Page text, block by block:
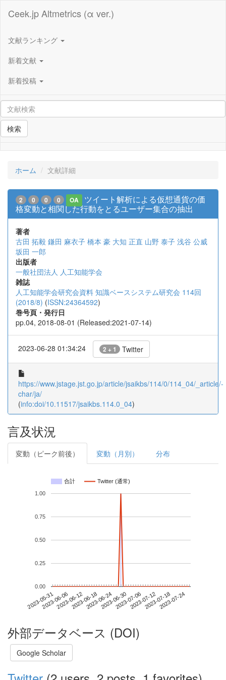
Ceek.jp Altmetrics (α ver.)
文献ランキング
新着文献
新着投稿
検索
ホーム 文献詳細
2 0 0 0 OA
ツイート解析による仮想通貨の価
格変動と相関した行動をとるユーザー集合の抽出
著者
古田 拓毅 鎌田 麻衣子 橋本 豪 大知 正直 山野 泰子 浅谷 公威
坂田 一郎
出版者
一般社団法人 人工知能学会
雑誌
人工知能学会研究会資料 知識ベースシステム研究会 114回
(2018/8) (ISSN:24364592)
巻号頁・発行日
pp.04, 2018-08-01 (Released:2021-07-14)
2023-06-28 01:34:24 2 + 1 Twitter
https://www.jstage.jst.go.jp/article/jsaikbs/114/0/114_04/_article/-
char/ja/
(info:doi/10.11517/jsaikbs.114.0_04)
言及状況
変動（ピーク前後） 変動（月別） 分布
合計 Twitter (通常)
2023-05-312023-06-062023-06-122023-06-182023-06-242023-06-302023-07-062023-07-122023-07-182023-07-24
0.00
0.25
0.50
0.75
1.00
外部データベース (DOI)
Google Scholar